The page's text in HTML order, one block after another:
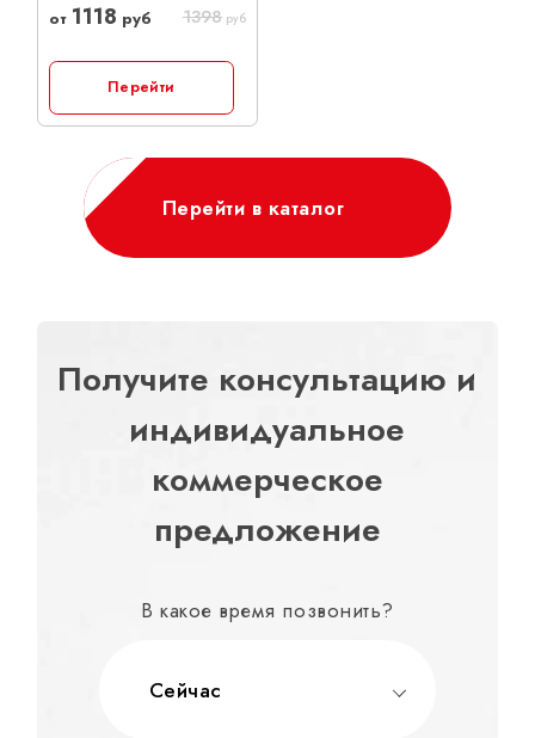
от 1118 руб 1398 руб
Перейти
Перейти в каталог
Получите консультацию и
индивидуальное
коммерческое
предложение
В какое время позвонить?
Сейчас